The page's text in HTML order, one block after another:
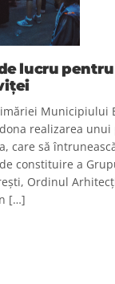
lucru pentru
Municipiului
realizarea
care să
constituire a
Ordinul
[…]